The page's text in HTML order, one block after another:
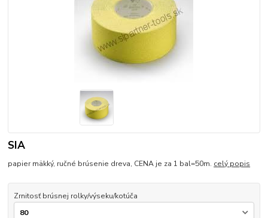
SIA
papier mäkký, ručné brúsenie dreva, CENA je za 1 bal=50m. celý popis
Zrnitosť brúsnej rolky/výseku/kotúča